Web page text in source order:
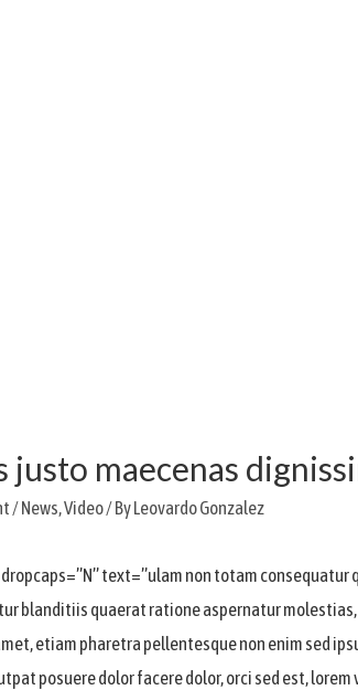
justo maecenas
/News,Video/ ByLeovardo Gonzalez
text=”ulam non totam
blanditiis quaerat ratione aspernatur
etiam pharetra pellentesque non enim sed
posuere dolor facere dolor, orci sed est,